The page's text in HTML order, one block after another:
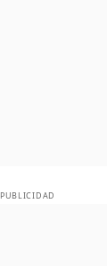
PUBLICIDAD